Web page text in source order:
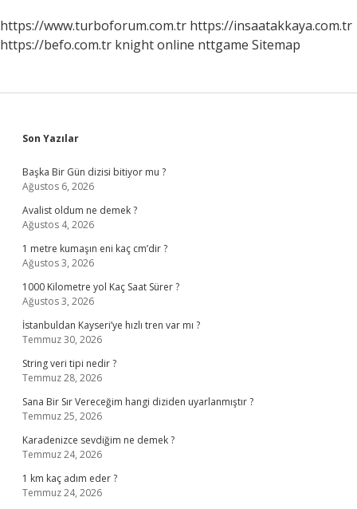
https://www.turboforum.com.tr https://insaatakkaya.com.tr
https://befo.com.tr knight online nttgame Sitemap
Sidebar
Son Yazılar
Başka Bir Gün dizisi bitiyor mu ?
Ağustos 6, 2026
Avalist oldum ne demek ?
Ağustos 4, 2026
1 metre kumaşın eni kaç cm’dir ?
Ağustos 3, 2026
1000 Kilometre yol Kaç Saat Sürer ?
Ağustos 3, 2026
İstanbuldan Kayseri’ye hızlı tren var mı ?
Temmuz 30, 2026
String veri tipi nedir ?
Temmuz 28, 2026
Sana Bir Sır Vereceğim hangi diziden uyarlanmıştır ?
Temmuz 25, 2026
Karadenizce sevdiğim ne demek ?
Temmuz 24, 2026
1 km kaç adım eder ?
Temmuz 24, 2026